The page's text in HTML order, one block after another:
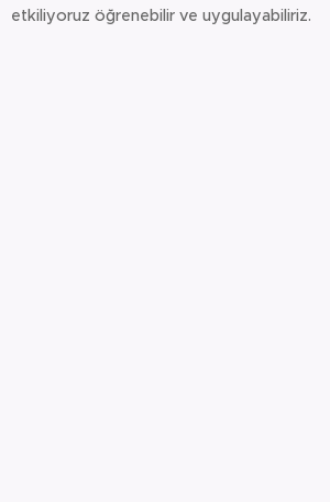
etkiliyoruz öğrenebilir ve uygulayabiliriz.